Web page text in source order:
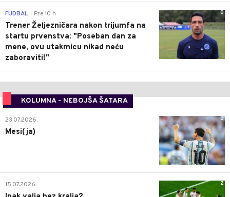
0
FUDBAL Pre 10 h
Trener Željezničara nakon trijumfa na
startu prvenstva: "Poseban dan za
mene, ovu utakmicu nikad neću
zaboraviti!"
KOLUMNA - NEBOJŠA ŠATARA
0
23.07.2026.
Mesi(ja)
2
15.07.2026.